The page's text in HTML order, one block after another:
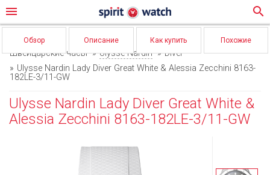
menu search
Обзор Описание Как купить Похожие
Швейцарские часы Ulysse Nardin
Diver
Ulysse Nardin Lady Diver Great White & Alessia Zecchini 8163-
182LE-3/11-GW
Ulysse Nardin Lady Diver Great White &
Alessia Zecchini 8163-182LE-3/11-GW